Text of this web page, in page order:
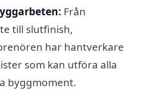
Från
till slutfinish,
har hantverkare
som kan utföra alla
byggmoment.